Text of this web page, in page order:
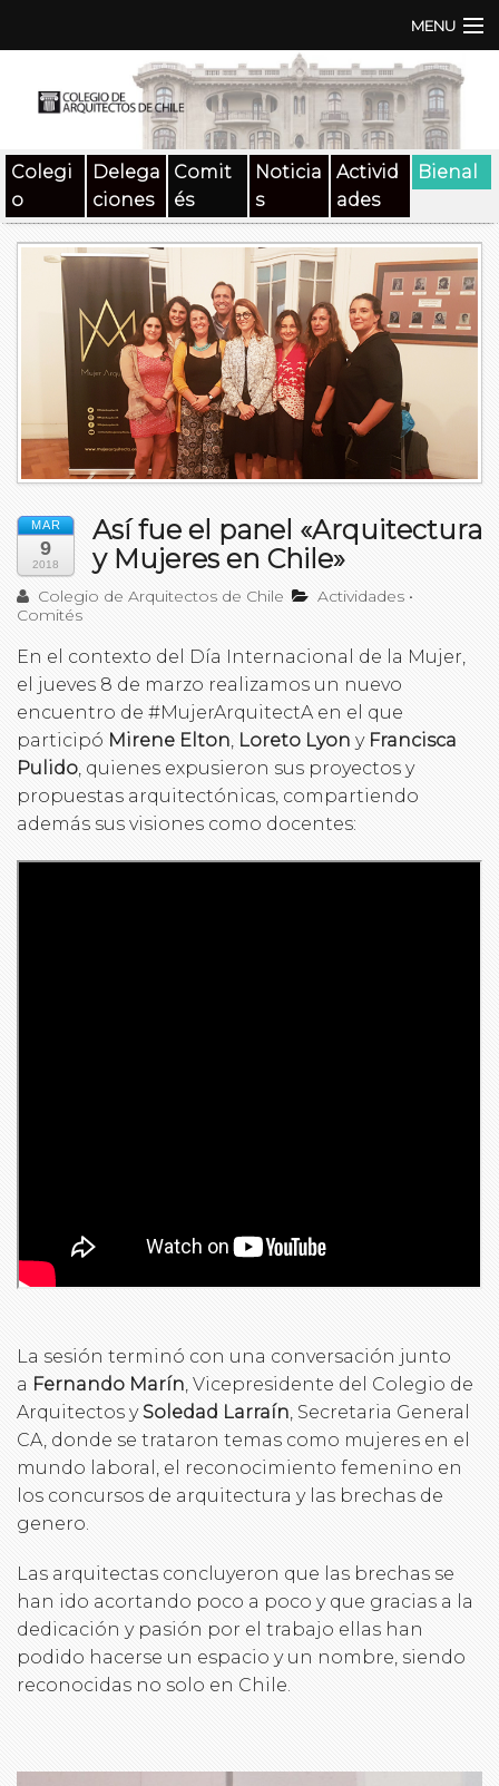
MENU
Documentos
Beneficios
Medios
Contacto
Buscar:
Colegi
o
Delega
ciones
Comit
és
Noticia
s
Activid
ades
Bienal
MAR
9
2018
Así fue el panel «Arquitectura
y Mujeres en Chile»
Colegio de Arquitectos de Chile Actividades •
Comités
En el contexto del Día Internacional de la Mujer,
el jueves 8 de marzo realizamos un nuevo
encuentro de #MujerArquitectA en el que
participó Mirene Elton, Loreto Lyon y Francisca
Pulido, quienes expusieron sus proyectos y
propuestas arquitectónicas, compartiendo
además sus visiones como docentes:
La sesión terminó con una conversación junto
a Fernando Marín, Vicepresidente del Colegio de
Arquitectos ySoledad Larraín, Secretaria General
CA, donde se trataron temas como mujeres en el
mundo laboral, el reconocimiento femenino en
los concursos de arquitectura y las brechas de
genero.
Las arquitectas concluyeron que las brechas se
han ido acortando poco a poco y que gracias a la
dedicación y pasión por el trabajo ellas han
podido hacerse un espacio y un nombre, siendo
reconocidas no solo en Chile.